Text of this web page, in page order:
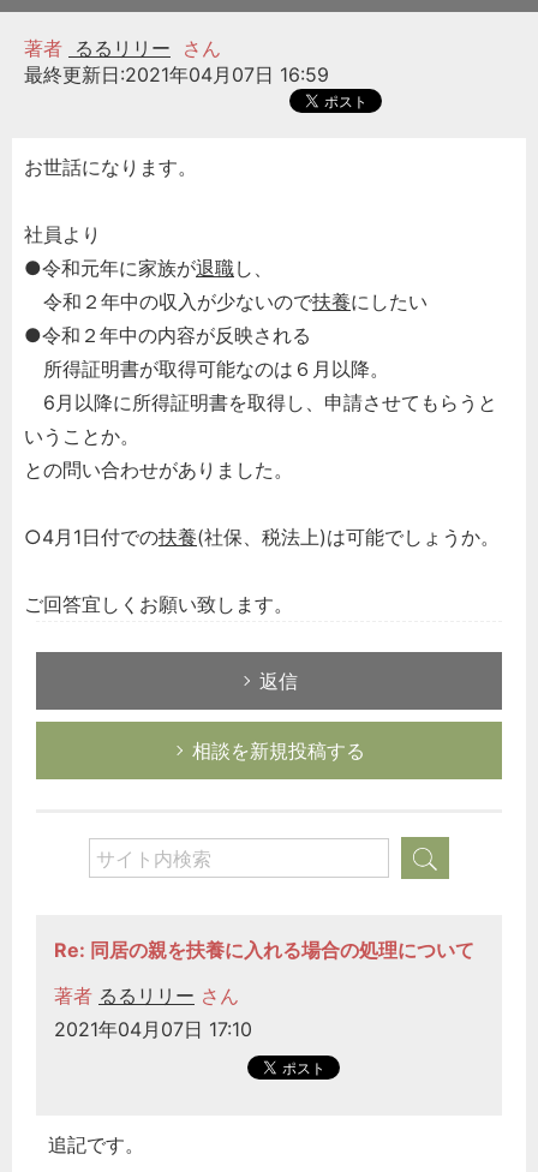
著者 るるリリー
さん
最終更新日:2021年04月07日 16:59
お世話になります。
社員より
●令和元年に家族が退職し、
令和２年中の収入が少ないので扶養にしたい
●令和２年中の内容が反映される
所得証明書が取得可能なのは６月以降。
6月以降に所得証明書を取得し、申請させてもらうと
いうことか。
との問い合わせがありました。
○4月1日付での扶養(社保、税法上)は可能でしょうか。
ご回答宜しくお願い致します。
返信
相談を新規投稿する
Re: 同居の親を扶養に入れる場合の処理について
著者 るるリリー さん
2021年04月07日 17:10
追記です。